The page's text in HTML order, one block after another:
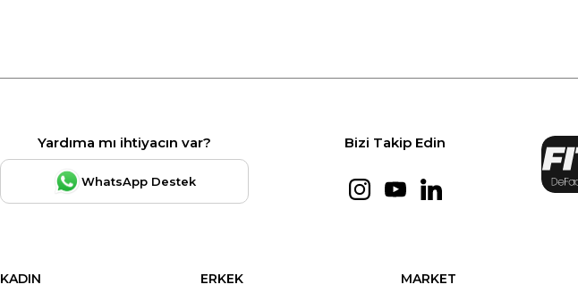
Yardıma mı ihtiyacın var?
WhatsApp Destek
Bizi Takip Edin
KADIN
ERKEK
MARKET